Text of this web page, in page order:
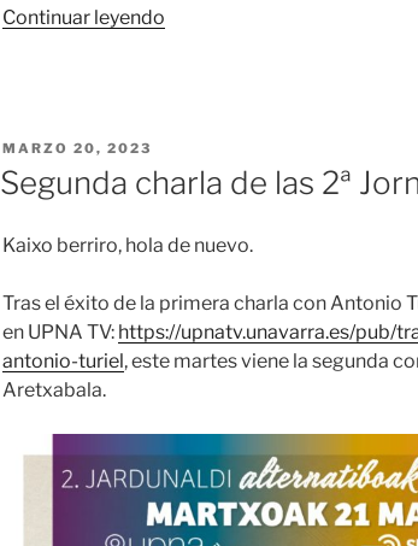
Continuar leyendo
PUBLICADO
MARZO 20, 2023
Segunda charla de las 2ª
Kaixo berriro, hola de nuevo.
Tras el éxito de la primera charla con Antonio
en UPNA TV: https://upnatv.unavarra.es/pub/
antonio-turiel, este martes viene la segunda
Aretxabala.